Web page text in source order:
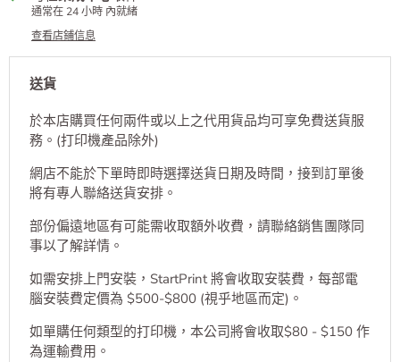
通常在 24 小時 內就緒
查看店鋪信息
送貨
於本店購買任何兩件或以上之代用貨品均可享免費送貨服
務。(打印機產品除外)
網店不能於下單時即時選擇送貨日期及時間，接到訂單後
將有專人聯絡送貨安排。
部份偏遠地區有可能需收取額外收費，請聯絡銷售團隊同
事以了解詳情。
如需安排上門安裝，StartPrint 將會收取安裝費，每部電
腦安裝費定價為 $500-$800 (視乎地區而定)。
如單購任何類型的打印機，本公司將會收取$80 - $150 作
為運輸費用。